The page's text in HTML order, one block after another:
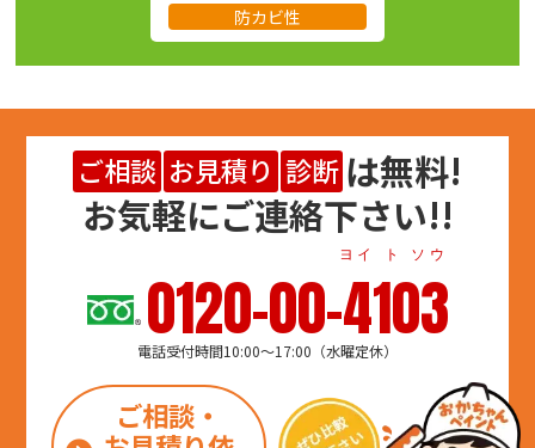
防カビ性
ご相談 お見積り 診断 は無料!
お気軽にご連絡下さい!!
0120-00-4103
ヨイ ト ソウ
電話受付時間10:00～17:00（水曜定休）
ご相談・